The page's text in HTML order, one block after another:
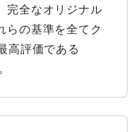
完全なオリジナル
らの基準を全てク
高評価である